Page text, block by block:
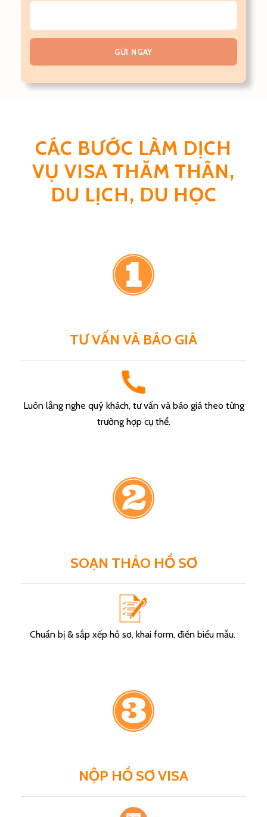
CÁC BƯỚC LÀM DỊCH
VỤ VISA THĂM THÂN,
DU LỊCH, DU HỌC
TƯ VẤN VÀ BÁO GIÁ
Luôn lắng nghe quý khách, tư vấn và báo giá theo từng
trường hợp cụ thể.
SOẠN THẢO HỒ SƠ
Chuẩn bị & sắp xếp hồ sơ, khai form, điền biểu mẫu.
NỘP HỒ SƠ VISA